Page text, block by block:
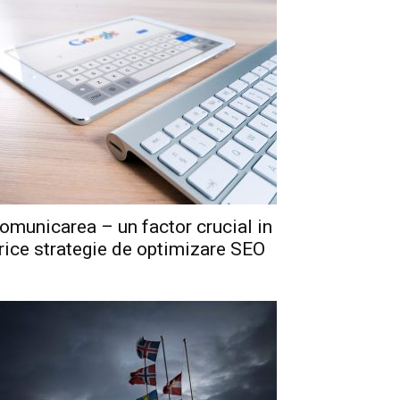
– un factor crucial in
strategie de optimizare SEO